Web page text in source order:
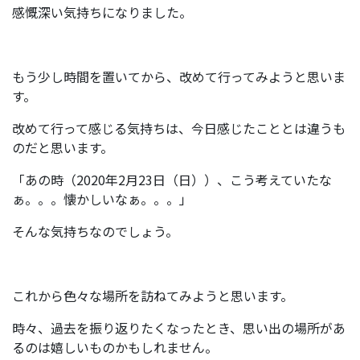
感慨深い気持ちになりました。
もう少し時間を置いてから、改めて行ってみようと思いま
す。
改めて行って感じる気持ちは、今日感じたこととは違うも
のだと思います。
「あの時（2020年2月23日（日））、こう考えていたな
ぁ。。。懐かしいなぁ。。。」
そんな気持ちなのでしょう。
これから色々な場所を訪ねてみようと思います。
時々、過去を振り返りたくなったとき、思い出の場所があ
るのは嬉しいものかもしれません。